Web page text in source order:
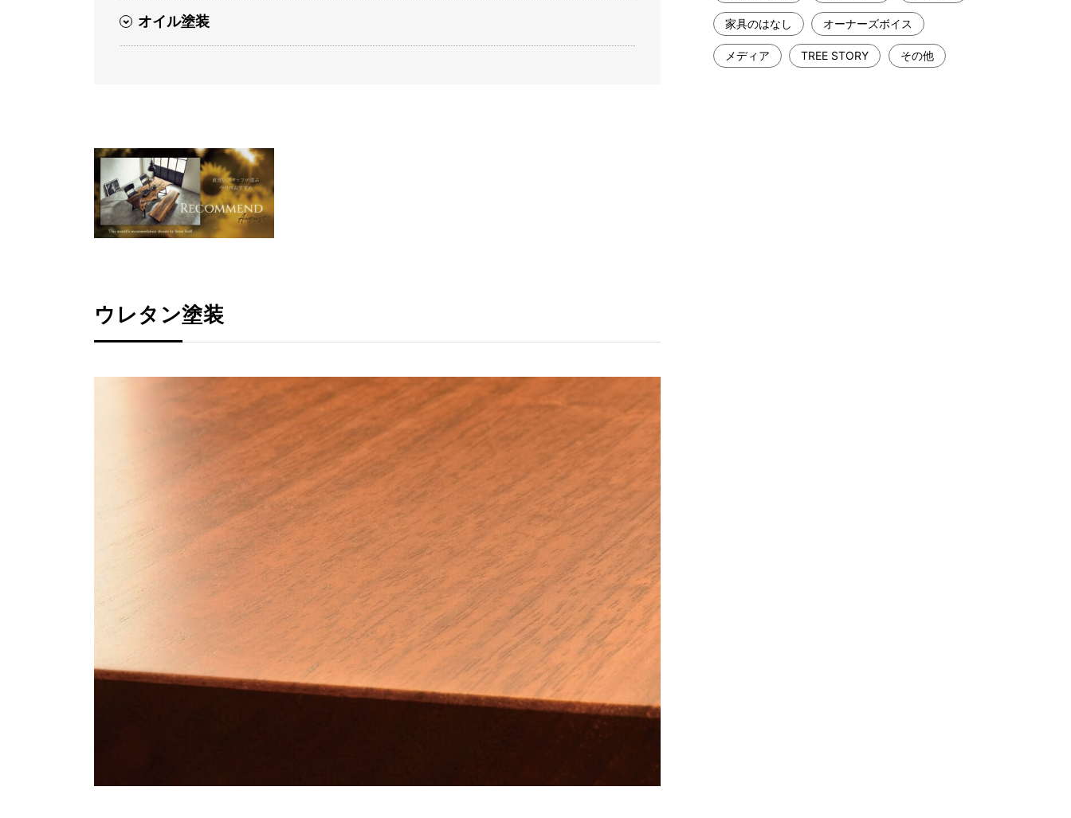
オイル塗装
ウレタン塗装
家具のはなし オーナーズボイス
メディア TREE STORY その他